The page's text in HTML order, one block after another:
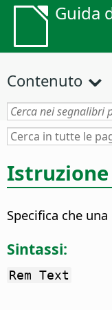
Guida
Contenuto
Istruzione
Specifica che
Sintassi:
Rem Text